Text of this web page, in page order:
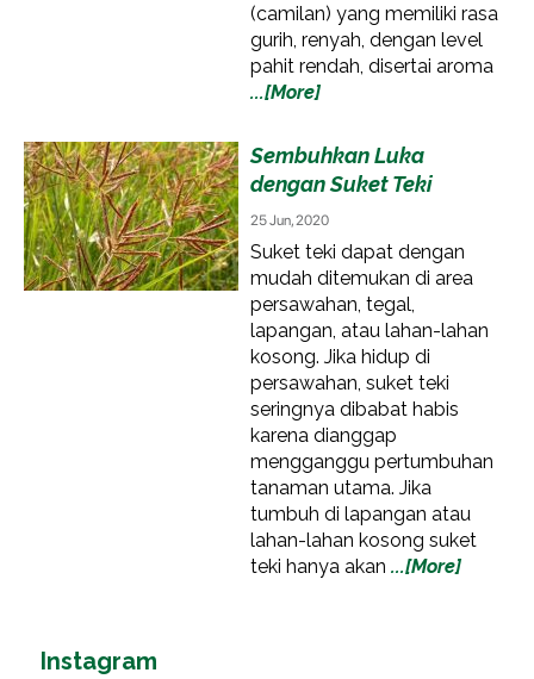
(camilan) yang memiliki rasa
gurih, renyah, dengan level
pahit rendah, disertai aroma
...[More]
Sembuhkan Luka
dengan Suket Teki
25 Jun, 2020
Suket teki dapat dengan
mudah ditemukan di area
persawahan, tegal,
lapangan, atau lahan-lahan
kosong. Jika hidup di
persawahan, suket teki
seringnya dibabat habis
karena dianggap
mengganggu pertumbuhan
tanaman utama. Jika
tumbuh di lapangan atau
lahan-lahan kosong suket
teki hanya akan ...[More]
Instagram